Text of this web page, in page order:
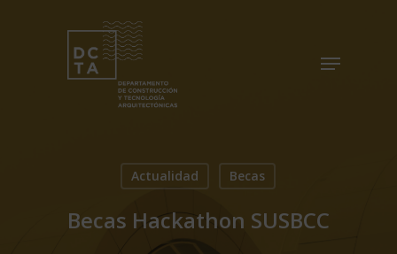
Menu
Actualidad Becas
Becas Hackathon SUSBCC